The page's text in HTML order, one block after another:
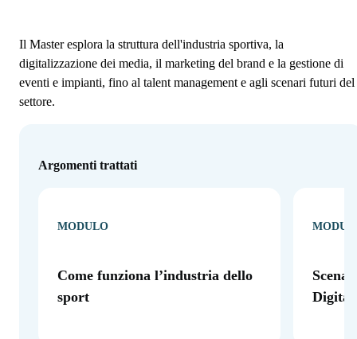
Il Master esplora la struttura dell'industria sportiva, la
digitalizzazione dei media, il marketing del brand e la gestione di
eventi e impianti, fino al talent management e agli scenari futuri del
settore.
Argomenti trattati
MODULO
Come funziona l’industria dello
sport